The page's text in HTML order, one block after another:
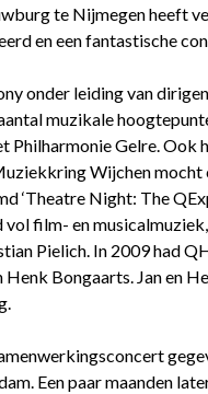
te Nijmegen heeft
en een fantastische
onder leiding van
muzikale
Philharmonie Gelre. Ook
Wijchen mocht
‘Theatre Night: The
vol film- en
Pielich. In 2009 had
Henk Bongaarts. Jan en
Een paar maanden